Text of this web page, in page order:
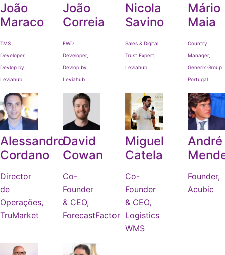
João
Maraco
TMS
Developer,
Devlop by
Leviahub
João
Correia
FWD
Developer,
Devlop by
Leviahub
Nicola
Savino
Sales & Digital
Trust Expert,
Leviahub
Mário
Maia
Country
Manager,
Generix Group
Portugal
Alessandro
Cordano
Director
de
Operações,
TruMarket
David
Cowan
Co-
Founder
& CEO,
ForecastFactor
Miguel
Catela
Co-
Founder
& CEO,
Logistics
WMS
André
Founder,
Acubic